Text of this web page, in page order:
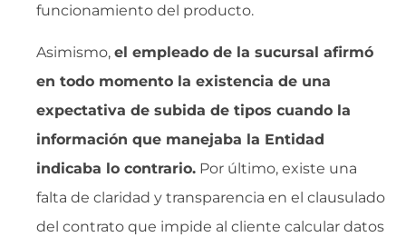
funcionamiento del producto.
Asimismo, el empleado de la sucursal afirmó
en todo momento la existencia de una
expectativa de subida de tipos cuando la
información que manejaba la Entidad
indicaba lo contrario. Por último, existe una
falta de claridad y transparencia en el clausulado
del contrato que impide al cliente calcular datos